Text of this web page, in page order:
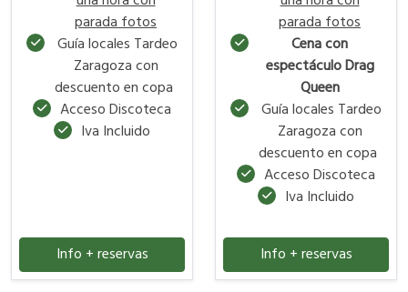
parada fotos
Guía locales Tardeo
Zaragoza con
descuento en copa
Acceso Discoteca
Iva Incluido
Info + reservas
parada fotos
Cena con
espectáculo Drag
Queen
Guía locales Tardeo
Zaragoza con
descuento en copa
Acceso Discoteca
Iva Incluido
Info + reservas